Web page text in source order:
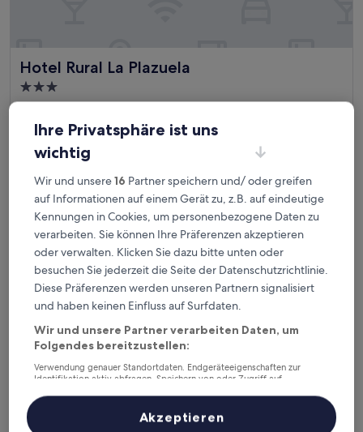
Hotel Rural La Plazuela
Hotel Rural La Plazuela
3.0-
Sterne-
Unterkunft
von
Bewertungen)
6,0/10 (7 Bewertungen)
beträgt
60 €
9. Aug.–10. Aug.
Exe Salamanca
Exe Salamanca
Exe Salamanca
Ihre Privatsphäre ist uns
wichtig
Wir und unsere16 Partner speichern und/ oder greifen
auf Informationen auf einem Gerät zu, z.B. auf eindeutige
Kennungen in Cookies, um personenbezogene Daten zu
verarbeiten. Sie können Ihre Präferenzen akzeptieren
oder verwalten. Klicken Sie dazu bitte unten oder
besuchen Sie jederzeit die Seite der Datenschutzrichtlinie.
Diese Präferenzen werden unseren Partnern signalisiert
und haben keinen Einfluss auf Surfdaten.
Wir und unsere Partner verarbeiten Daten, um
Folgendes bereitzustellen:
Verwendung genauer Standortdaten. Endgeräteeigenschaften zur
Identifikation aktiv abfragen. Speichern von oder Zugriff auf
Inhalte, Messung von Werbeleistung und der Performance von Inhalten,
Zielgruppenforschung sowie Entwicklung und Verbesserung von
Akzeptieren